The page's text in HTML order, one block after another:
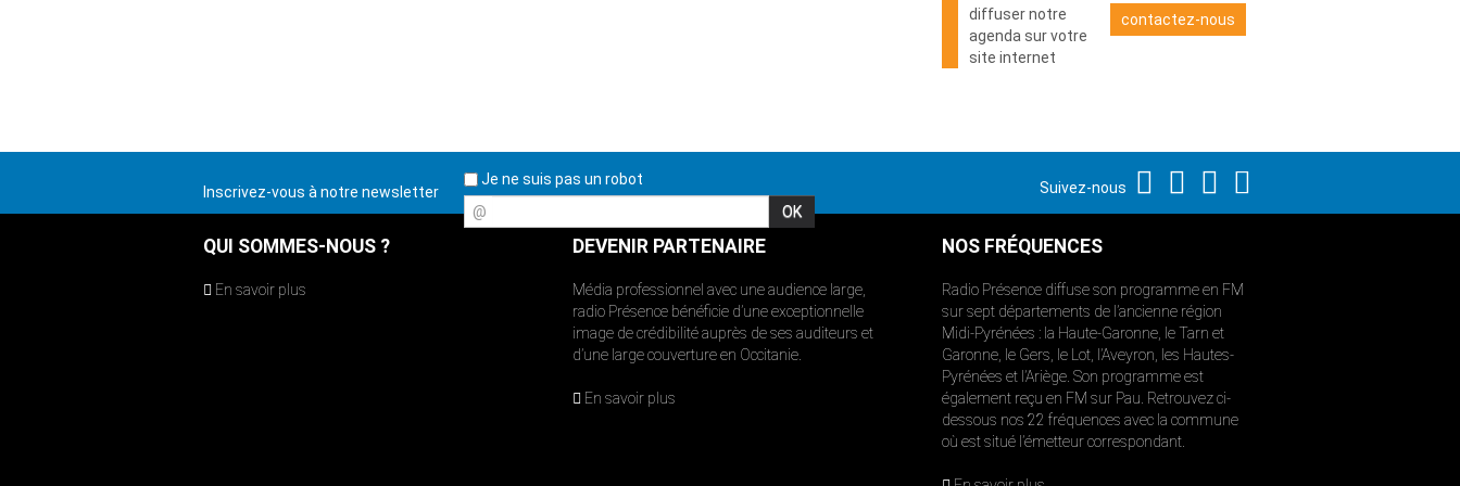
diffuser notre
agenda sur votre
site internet
contactez-nous
Inscrivez-vous à notre newsletter
Je ne suis pas un robot
@
Suivez-nous
QUI SOMMES-NOUS ?
En savoir plus
DEVENIR PARTENAIRE
Média professionnel avec une audience large,
radio Présence bénéficie d’une exceptionnelle
image de crédibilité auprès de ses auditeurs et
d’une large couverture en Occitanie.
En savoir plus
NOS FRÉQUENCES
Radio Présence diffuse son programme en FM
sur sept départements de l’ancienne région
Midi-Pyrénées : la Haute-Garonne, le Tarn et
Garonne, le Gers, le Lot, l’Aveyron, les Hautes-
Pyrénées et l’Ariège. Son programme est
également reçu en FM sur Pau. Retrouvez ci-
dessous nos 22 fréquences avec la commune
où est situé l’émetteur correspondant.